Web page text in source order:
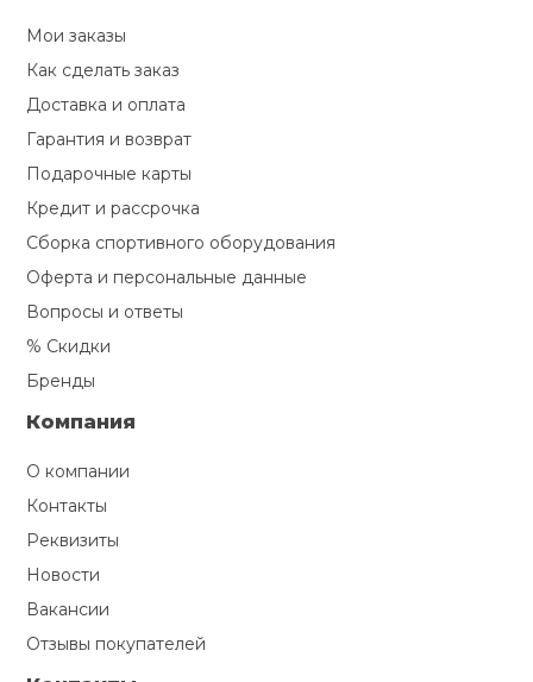
Мои заказы
Как сделать заказ
Доставка и оплата
Гарантия и возврат
Подарочные карты
Кредит и рассрочка
Сборка спортивного оборудования
Оферта и персональные данные
Вопросы и ответы
% Скидки
Бренды
Компания
О компании
Контакты
Реквизиты
Новости
Вакансии
Отзывы покупателей